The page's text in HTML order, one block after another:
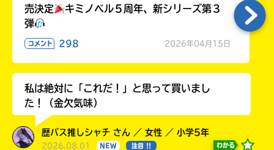
売決定
キミノベル５周年、新シリーズ第３
弾
コメント 298 2026年04月15日
私は絶対に「これだ！」と思って買いまし
た！（金欠気味）
歴バス推しシャチ さん ／ 女性 ／ 小学5年
2026.08.01 NEW 注目 !! わかる